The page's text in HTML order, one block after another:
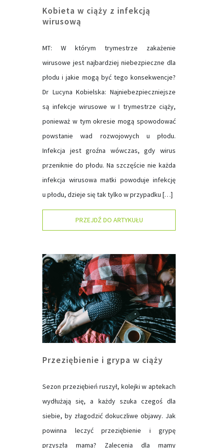
Kobieta w ciąży z infekcją
wirusową
MT: W którym trymestrze zakażenie
wirusowe jest najbardziej niebezpieczne dla
płodu i jakie mogą być tego konsekwencje?
Dr Lucyna Kobielska: Najniebezpieczniejsze
są infekcje wirusowe w I trymestrze ciąży,
ponieważ w tym okresie mogą spowodować
powstanie wad rozwojowych u płodu.
Infekcja jest groźna wówczas, gdy wirus
przeniknie do płodu. Na szczęście nie każda
infekcja wirusowa matki powoduje infekcję
u płodu, dzieje się tak tylko w przypadku […]
PRZEJDŹ DO ARTYKUŁU
Przeziębienie i grypa w ciąży
Sezon przeziębień ruszył, kolejki w aptekach
wydłużają się, a każdy szuka czegoś dla
siebie, by złagodzić dokuczliwe objawy. Jak
powinna leczyć przeziębienie i grypę
przyszła mama? Zalecenia dla mamy